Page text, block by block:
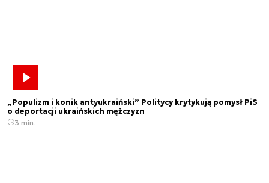
„Populizm i konik antyukraiński” Politycy krytykują pomysł PiS
o deportacji ukraińskich mężczyzn
3 min.